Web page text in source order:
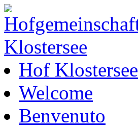
Hof Klostersee
Welcome
Benvenuto